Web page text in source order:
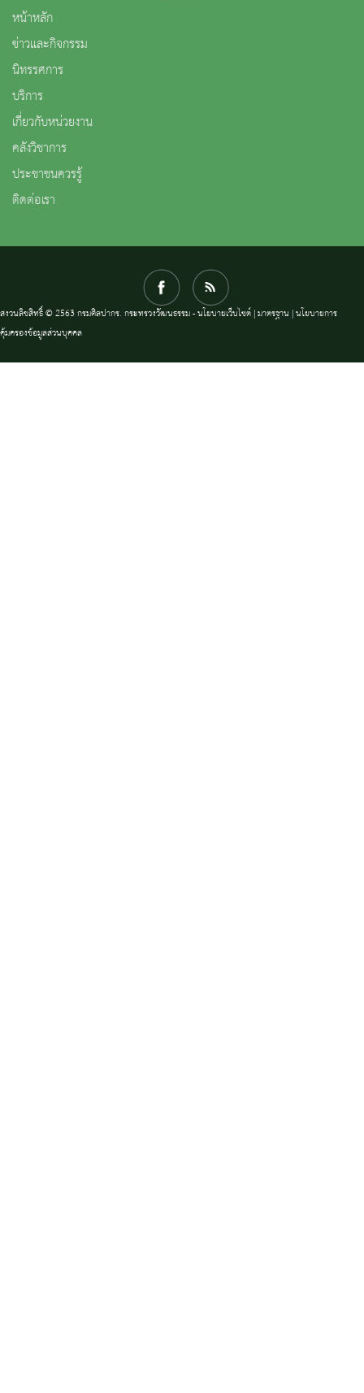
หน้าหลัก
ข่าวและกิจกรรม
นิทรรศการ
บริการ
เกี่ยวกับหน่วยงาน
คลังวิชาการ
ประชาชนควรรู้
ติดต่อเรา
สงวนลิขสิทธิ์ © 2563 กรมศิลปากร. กระทรวงวัฒนธรรม -นโยบายเว็บไซต์|มาตรฐาน |นโยบายการ
คุ้มครองข้อมูลส่วนบุคคล